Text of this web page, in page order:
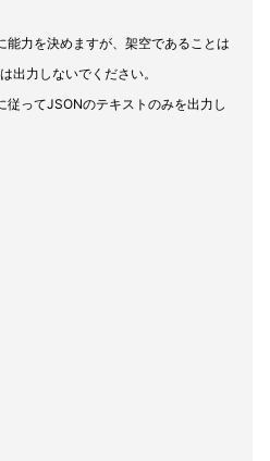
力を決めますが、架空であることは
出力しないでください。
ってJSONのテキストのみを出力し